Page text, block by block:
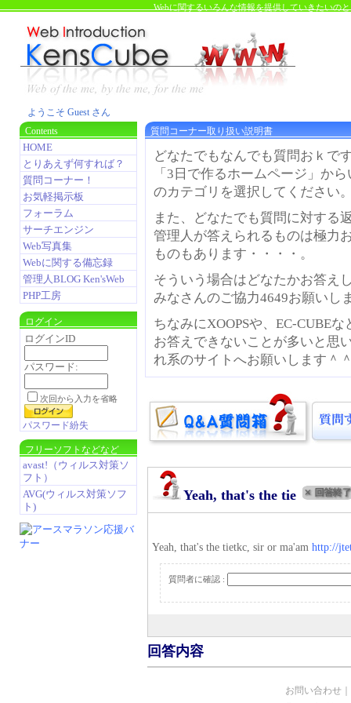
Webに関するいろんな情報を提供していきたいの
ようこそ Guest さん
Contents
HOME
とりあえず何すれば？
質問コーナー！
お気軽掲示板
フォーラム
サーチエンジン
Web写真集
Webに関する備忘録
管理人BLOG Ken'sWeb
PHP工房
ログイン
ログインID
パスワード:
次回から入力を省略
パスワード紛失
フリーソフトなどなど
avast!（ウィルス対策ソ
フト）
AVG(ウィルス対策ソフ
ト)
質問コーナー取り扱い説明書
どなたでもなんでも質問おｋで
「3日で作るホームページ」か
のカテゴリを選択してください
また、どなたでも質問に対する
管理人が答えられるものは極力
ものもあります・・・・。
そういう場合はどなたかお答え
みなさんのご協力4649お願いし
ちなみにXOOPSや、EC-CUBE
お答えできないことが多いと思
れ系のサイトへお願いします＾
Yeah, that's the tie
Yeah, that's the tietkc, sir or ma'am http://
質問者に確認 :
回答内容
お問い合わせ